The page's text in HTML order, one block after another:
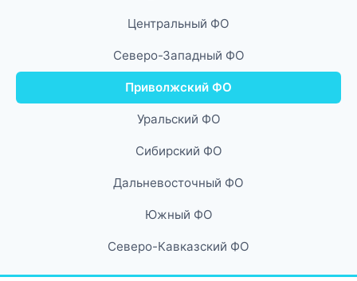
Центральный ФО
Северо-Западный ФО
Приволжский ФО
Уральский ФО
Сибирский ФО
Дальневосточный ФО
Южный ФО
Северо-Кавказский ФО